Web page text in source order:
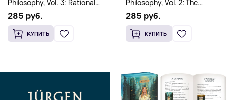
Philosophy, Vol. 3: Rational
Freedom. Traces of the
Discourse on Faith and
Knowledge (Твердый
переплет)
285 руб.
КУПИТЬ
Philosophy, Vol. 2: The
Occidental Constellation of
Faith and Knowledge
(Твердый переплет)
285 руб.
КУПИТЬ